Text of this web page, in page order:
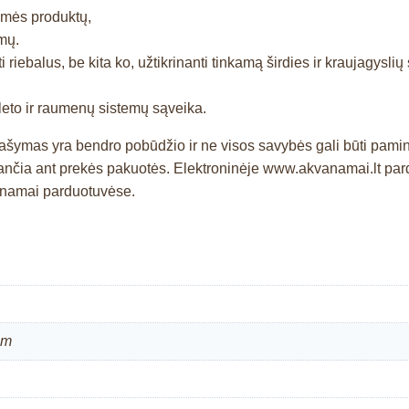
produktų,
be kita ko, užtikrinanti tinkamą širdies ir
ir raumenų sistemų sąveika.
yra bendro pobūdžio ir ne visos savybės gali būti
ant prekės pakuotės. Elektroninėje www.akvanamai.lt
parduotuvėse.